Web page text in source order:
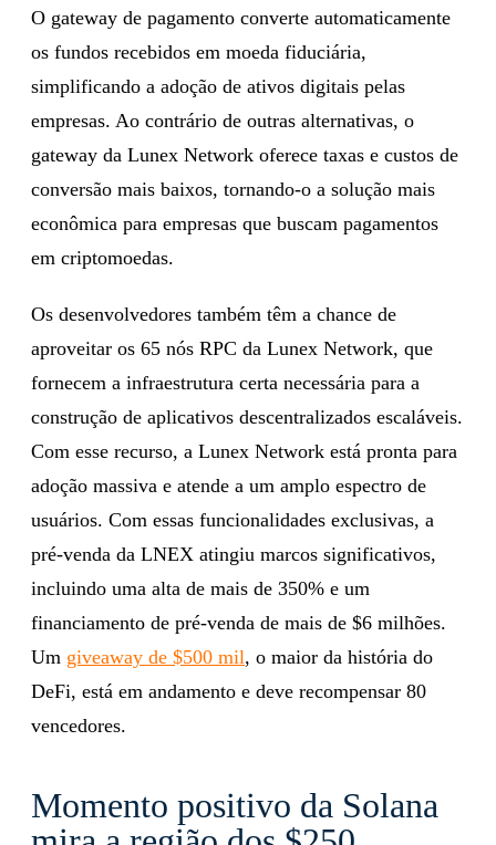
O gateway de pagamento converte automaticamente
os fundos recebidos em moeda fiduciária,
simplificando a adoção de ativos digitais pelas
empresas. Ao contrário de outras alternativas, o
gateway da Lunex Network oferece taxas e custos de
conversão mais baixos, tornando-o a solução mais
econômica para empresas que buscam pagamentos
em criptomoedas.
Os desenvolvedores também têm a chance de
aproveitar os 65 nós RPC da Lunex Network, que
fornecem a infraestrutura certa necessária para a
construção de aplicativos descentralizados escaláveis.
Com esse recurso, a Lunex Network está pronta para
adoção massiva e atende a um amplo espectro de
usuários. Com essas funcionalidades exclusivas, a
pré-venda da LNEX atingiu marcos significativos,
incluindo uma alta de mais de 350% e um
financiamento de pré-venda de mais de $6 milhões.
Um giveaway de $500 mil, o maior da história do
DeFi, está em andamento e deve recompensar 80
vencedores.
Momento positivo da Solana